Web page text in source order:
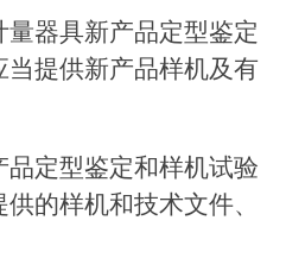
器具新产品定型鉴定
提供新产品样机及有
定型鉴定和样机试验
的样机和技术文件、